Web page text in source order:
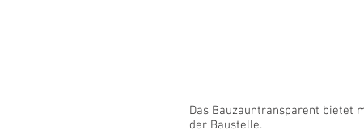
Das Bauzauntransparent bietet
der Baustelle.